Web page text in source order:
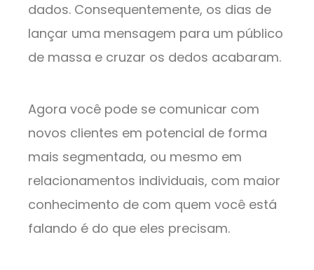
dados. Consequentemente, os dias de
lançar uma mensagem para um público
de massa e cruzar os dedos acabaram.
Agora você pode se comunicar com
novos clientes em potencial de forma
mais segmentada, ou mesmo em
relacionamentos individuais, com maior
conhecimento de com quem você está
falando é do que eles precisam.